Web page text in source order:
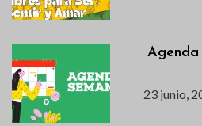
Agenda
23 junio,